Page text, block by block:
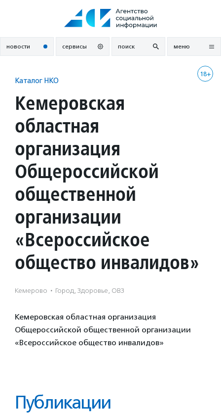
новости сервисы поиск меню
18+
Каталог НКО
Кемеровская
областная
организация
Общероссийской
общественной
организации
«Всероссийское
общество инвалидов»
Кемерово · Город, Здоровье, ОВЗ
Кемеровская областная организация
Общероссийской общественной организации
«Всероссийское общество инвалидов»
Публикации